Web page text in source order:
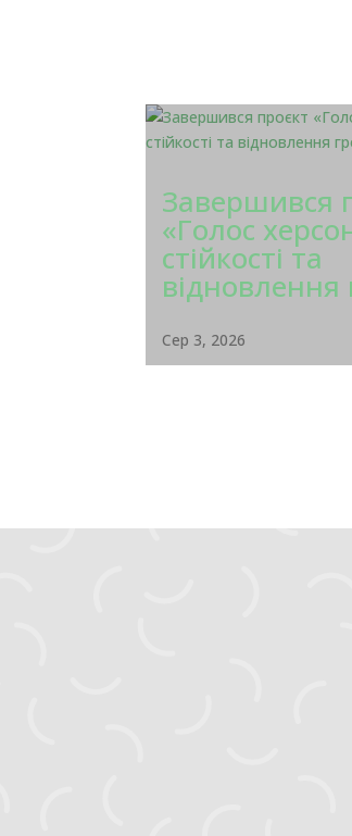
Завершився
«Голос
стійкості та
Сер 3, 2026